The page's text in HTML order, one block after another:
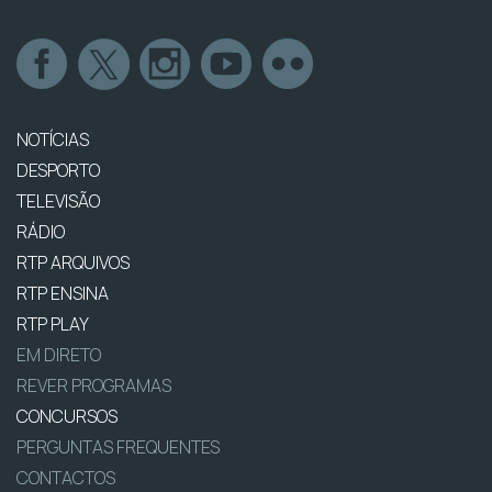
NOTÍCIAS
DESPORTO
TELEVISÃO
RÁDIO
RTP ARQUIVOS
RTP ENSINA
RTP PLAY
EM DIRETO
REVER PROGRAMAS
CONCURSOS
PERGUNTAS FREQUENTES
CONTACTOS